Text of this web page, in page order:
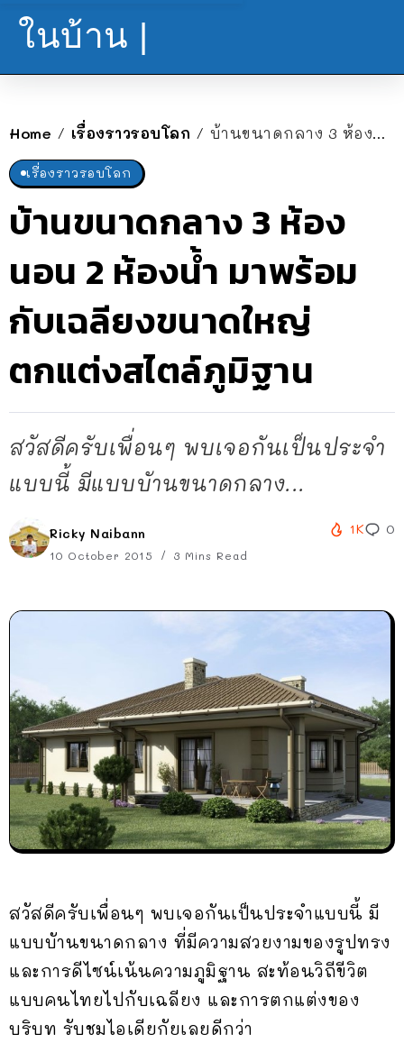
ในบ้าน |
Home / เรื่องราวรอบโลก / บ้านขนาดกลาง 3 ห้องนอน 2 ห้องน้ำ มาพร้อมกับเฉลียงขนาดใหญ่ ตกแต่งสไตล์ภูมิฐาน
เรื่องราวรอบโลก
บ้านขนาดกลาง 3 ห้อง
นอน 2 ห้องน้ำ มาพร้อม
กับเฉลียงขนาดใหญ่
ตกแต่งสไตล์ภูมิฐาน
สวัสดีครับเพื่อนๆ พบเจอกันเป็นประจำ
แบบนี้ มีแบบบัานขนาดกลาง...
Ricky Naibann
10 October 2015 3 Mins Read
1K 0
สวัสดีครับเพื่อนๆ พบเจอกันเป็นประจำแบบนี้ มี
แบบบัานขนาดกลาง ที่มีความสวยงามของรูปทรง
และการดีไซน์เน้นความภูมิฐาน สะท้อนวิถีขีวิต
แบบคนไทยไปกับเฉลียง และการตกแต่งของ
บริบท รับชมไอเดียกัยเลยดีกว่า